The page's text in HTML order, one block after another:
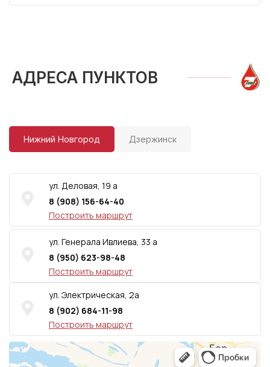
АДРЕСА ПУНКТОВ
Нижний Новгород Дзержинск
ул. Деловая, 19 а
8 (908) 156-64-40
Построить маршрут
ул. Генерала Ивлиева, 33 а
8 (950) 623-98-48
Построить маршрут
ул. Электрическая, 2а
8 (902) 684-11-98
Построить маршрут
ул. Терешковой, 50 б
8 (952) 450-46-16
Построить маршрут